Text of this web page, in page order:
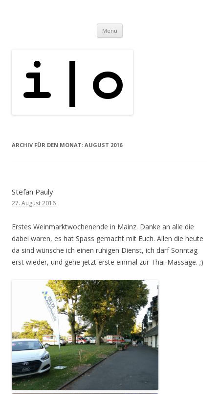
Menü Zum
springen
ARCHIV FÜR DEN MONAT: AUGUST 2016
Stefan Pauly
27. August 2016
Erstes Weinmarktwochenende in Mainz. Danke an alle die
dabei waren, es hat Spass gemacht mit Euch. Allen die heute
da sind wünsche ich einen ruhigen Dienst, ich darf Sonntag
erst wieder, und gehe jetzt erste einmal zur Thai-Massage. ;)